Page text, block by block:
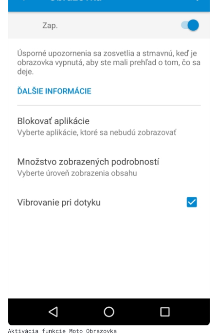
Aktivácia funkcie Moto Obrazovka